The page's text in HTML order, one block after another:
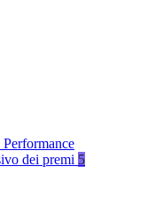
dei premi 5